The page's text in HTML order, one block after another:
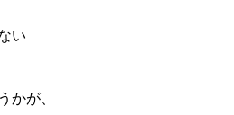
い
かが、